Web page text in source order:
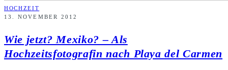
HOCHZEIT
13. NOVEMBER 2012
Wie jetzt? Mexiko? – Als
Hochzeitsfotografin nach Playa del Carmen